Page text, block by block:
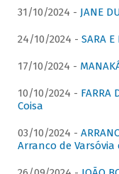
31/10/2024 - JANE
24/10/2024 - SARA
17/10/2024 -
10/10/2024 - FARRA
Coisa
03/10/2024 -
Arranco de